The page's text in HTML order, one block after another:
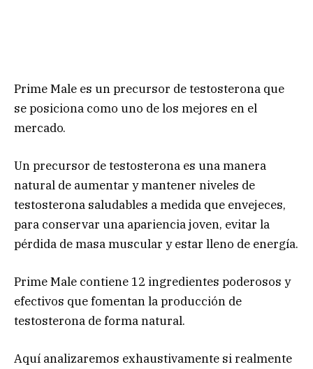
Prime Male es un precursor de testosterona que
se posiciona como uno de los mejores en el
mercado.
Un precursor de testosterona es una manera
natural de aumentar y mantener niveles de
testosterona saludables a medida que envejeces,
para conservar una apariencia joven, evitar la
pérdida de masa muscular y estar lleno de energía.
Prime Male contiene 12 ingredientes poderosos y
efectivos que fomentan la producción de
testosterona de forma natural.
Aquí analizaremos exhaustivamente si realmente